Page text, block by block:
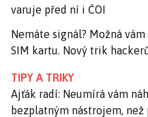
varuje před ní i ČOI
Nemáte signál? Možná
SIM kartu. Nový trik
TIPY A TRIKY
Ajťák radí: Neumírá vám
bezplatným nástrojem,